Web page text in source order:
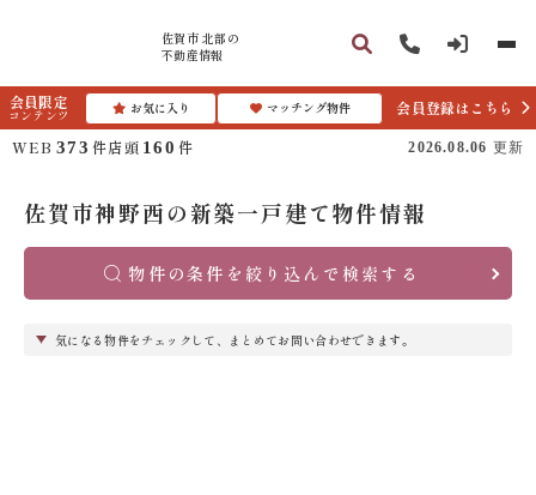
佐賀市 北部の
不動産情報
会員限定
コンテンツ お気に入り マッチング物件
会員登録はこちら
WEB 373 件店頭 160 件 2026.08.06 更新
佐賀市神野西の新築一戸建て物件情報
物件の条件を絞り込んで検索する
気になる物件をチェックして、まとめてお問い合わせできます。